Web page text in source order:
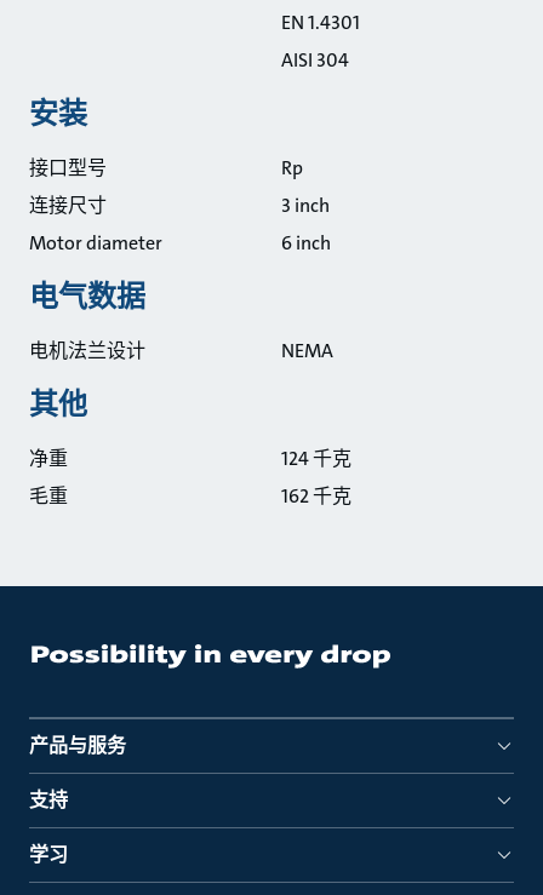
EN 1.4301
AISI 304
安装
接口型号
Rp
连接尺寸
3 inch
Motor diameter
6 inch
电气数据
电机法兰设计 NEMA
其他
净重
124 千克
毛重
162 千克
产品与服务
支持
学习